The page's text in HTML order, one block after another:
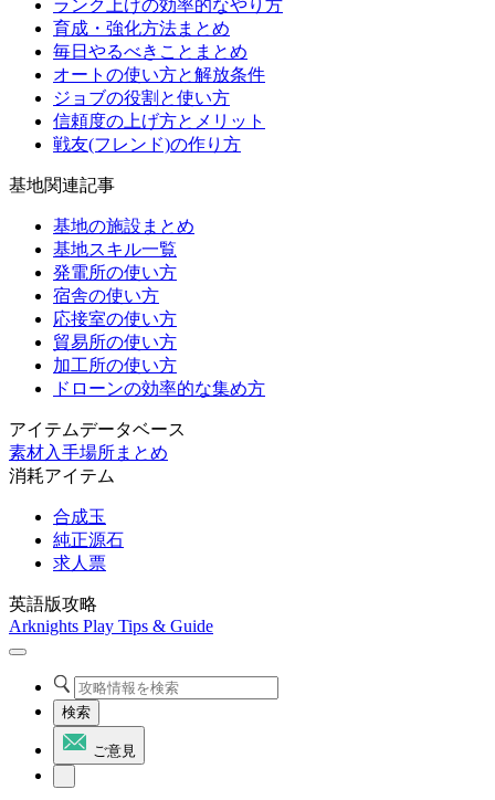
ランク上げの効率的なやり方
育成・強化方法まとめ
毎日やるべきことまとめ
オートの使い方と解放条件
ジョブの役割と使い方
信頼度の上げ方とメリット
戦友(フレンド)の作り方
基地関連記事
基地の施設まとめ
基地スキル一覧
発電所の使い方
宿舎の使い方
応接室の使い方
貿易所の使い方
加工所の使い方
ドローンの効率的な集め方
アイテムデータベース
素材入手場所まとめ
消耗アイテム
合成玉
純正源石
求人票
英語版攻略
Arknights Play Tips & Guide
検索
ご意見